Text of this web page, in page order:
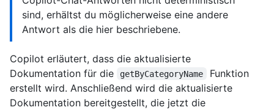
sind, erhältst du möglicherweise eine andere
Antwort als die hier beschriebene.
Copilot erläutert, dass die aktualisierte
Dokumentation für die
getByCategoryName
Funktion
erstellt wird. Anschließend wird die aktualisierte
Dokumentation bereitgestellt, die jetzt die